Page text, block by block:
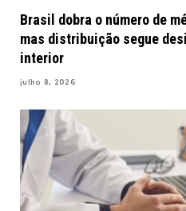
Brasil dobra o número de
mas distribuição segue
interior
julho 8, 2026